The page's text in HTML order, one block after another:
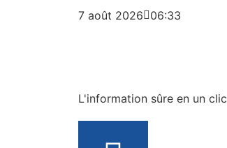
7 août 2026 06:33
L'information sûre en un clic